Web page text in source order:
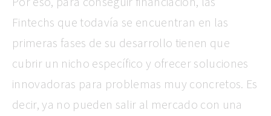
Fintechs que todavía se encuentran en las
primeras fases de su desarrollo tienen que
cubrir un nicho específico y ofrecer soluciones
innovadoras para problemas muy concretos. Es
decir, ya no pueden salir al mercado con una